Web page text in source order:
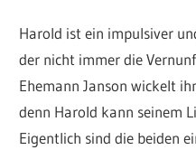
Harold ist ein impulsiver
der nicht immer die
Ehemann Janson wickelt
denn Harold kann seinem
Eigentlich sind die beiden